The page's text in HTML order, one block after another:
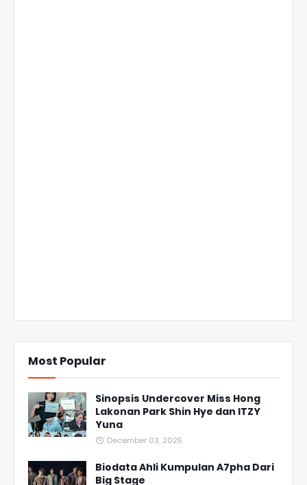
Most Popular
Sinopsis Undercover Miss Hong
Lakonan Park Shin Hye dan ITZY
Yuna
December 03, 2025
Biodata Ahli Kumpulan A7pha Dari
Big Stage